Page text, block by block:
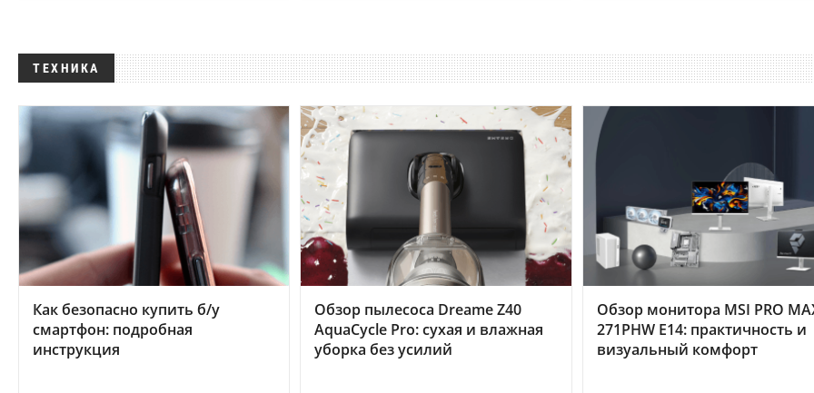
ТЕХНИКА
Как безопасно купить б/у
смартфон: подробная
инструкция
Обзор пылесоса Dreame Z40
AquaCycle Pro: сухая и влажная
уборка без усилий
Обзор монитора MSI PRO
271PHW E14: практичность и
визуальный комфорт